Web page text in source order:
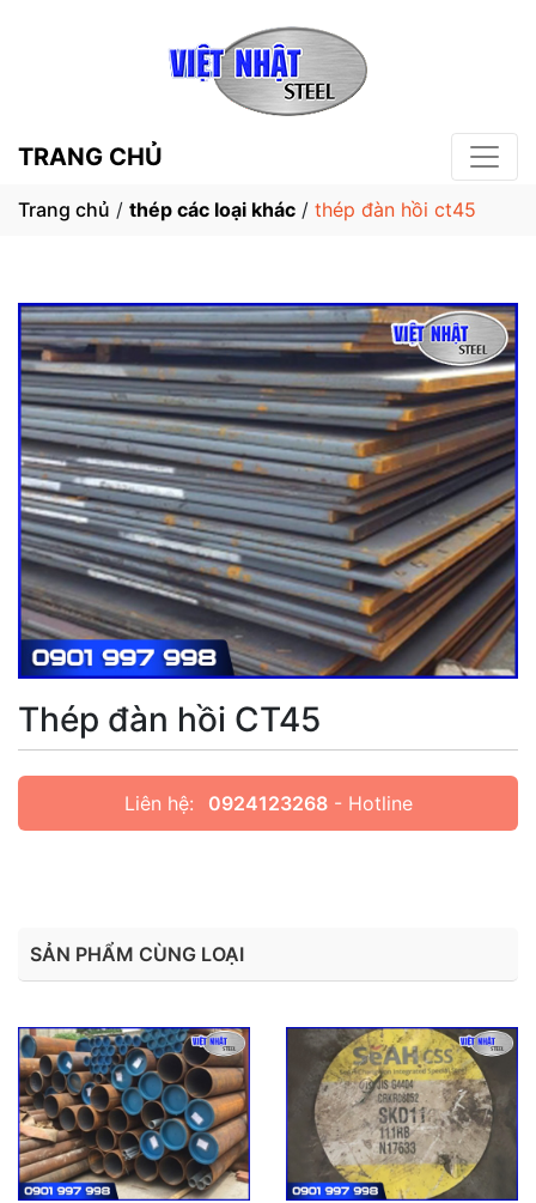
TRANG CHỦ
Trang chủ / thép các loại khác / thép đàn hồi ct45
Thép đàn hồi CT45
Liên hệ: 0924123268- Hotline
SẢN PHẨM CÙNG LOẠI